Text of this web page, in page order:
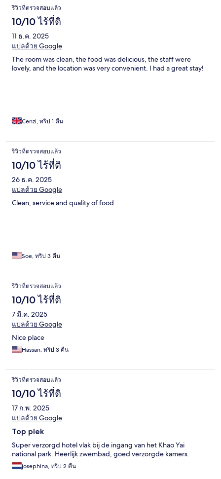
รีวิวที่ตรวจสอบแล้ว
10/10 ไร้ที่ติ
11 ธ.ค. 2025
แปลด้วย Google
The room was clean, the food was delicious, the staff were
lovely, and the location was very convenient. I had a great stay!
Cenzi, ทริป 1 คืน
รีวิวที่ตรวจสอบแล้ว
10/10 ไร้ที่ติ
26 ธ.ค. 2025
แปลด้วย Google
Clean, service and quality of food
Soe, ทริป 3 คืน
รีวิวที่ตรวจสอบแล้ว
10/10 ไร้ที่ติ
7 มี.ค. 2025
แปลด้วย Google
Nice place
Hassan, ทริป 3 คืน
รีวิวที่ตรวจสอบแล้ว
10/10 ไร้ที่ติ
17 ก.พ. 2025
แปลด้วย Google
Top plek
Super verzorgd hotel vlak bij de ingang van het Khao Yai
national park. Heerlijk zwembad, goed verzorgde kamers.
josephina, ทริป 2 คืน